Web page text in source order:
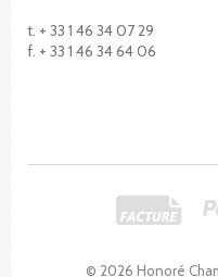
© 2026 Honoré
t. + 33 1 46 34 07 29
f. + 33 1 46 34 64 06